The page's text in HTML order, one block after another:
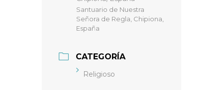
Santuario de Nuestra
Señora de Regla, Chipiona,
España
CATEGORÍA
Religioso